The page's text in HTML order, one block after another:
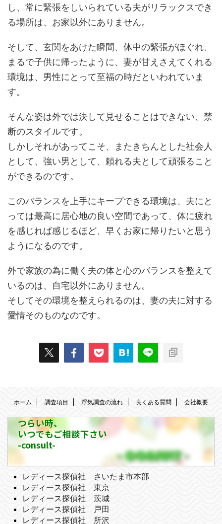
し、常に緊張をしいられている夫がリラックスでき
る場所は、お家以外にありません。
そして、玄関をあけた瞬間、体中の緊張がほぐれ、
まるで子供に帰ったように、妻が甘えさえてくれる
環境は、男性にとって至福の時だといわれていま
す。
そんな姿は外では決して見せることはできない、禁
断のスタイルです。
しかしそれがあってこそ、またきちんとした社会人
として、強い男として、頼れる夫として頑張ること
ができるのです。
このバランスを上手にキープできる環境は、夫にと
っては最高に居心地の良い空間であって、体に疲れ
を感じれば感じるほど、早くお家に帰りたいと思う
ようになるのです。
外で家族の為に働く夫の体と心のバランスを整えて
いるのは、自宅以外にありません。
そしてその環境を整えられるのは、妻の夫に対する
愛情そのものなのです。
ホーム 調査項目 浮気調査の流れ 良くある質問 会社概要
つらい時、
いつでもご相談下さい
-consult-
レディース探偵社 さいたま市本部
レディース探偵社 東京
レディース探偵社 茨城
レディース探偵社 戸田
レディース探偵社 所沢